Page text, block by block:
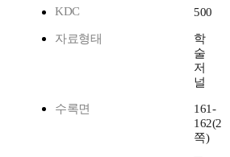
KDC
500
자료형태
학
술
저
널
수록면
161-
162(2
쪽)